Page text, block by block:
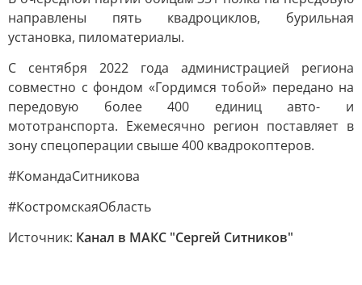
направлены пять квадроциклов, бурильная
установка, пиломатериалы.
С сентября 2022 года администрацией региона
совместно с фондом «Гордимся тобой» передано на
передовую более 400 единиц авто- и
мототранспорта. Ежемесячно регион поставляет в
зону спецоперации свыше 400 квадрокоптеров.
#КомандаСитникова
#КостромскаяОбласть
Источник: Канал в МАКС "Сергей Ситников"